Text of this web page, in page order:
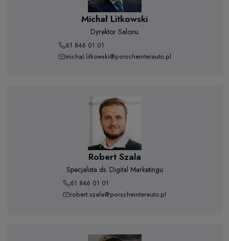
Michał Litkowski
Dyrektor Salonu
61 846 01 01
michal.litkowski@porscheinterauto.pl
Robert Szala
Specjalista ds. Digital Marketingu
61 846 01 01
robert.szala@porscheinterauto.pl